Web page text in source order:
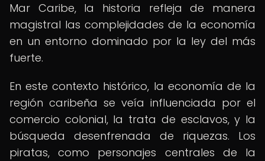
Mar Caribe, la historia refleja de manera
magistral las complejidades de la economía
en un entorno dominado por la ley del más
fuerte.
En este contexto histórico, la economía de la
región caribeña se veía influenciada por el
comercio colonial, la trata de esclavos, y la
búsqueda desenfrenada de riquezas. Los
piratas, como personajes centrales de la